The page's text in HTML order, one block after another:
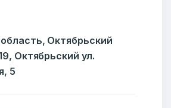
Октябрьский
Октябрьский ул.
5